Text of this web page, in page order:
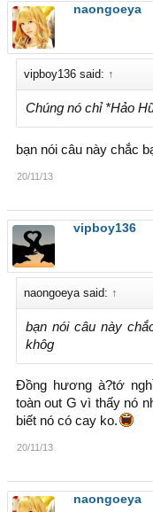
naongoeya
vipboy136 said: ↑
Chúng nó chỉ *Hảo
bạn nói câu này chắc
20/11/13
vipboy136
naongoeya said: ↑
bạn nói câu này
khôg
Đồng hương à?tớ
toàn out G vì thấy nó
biết nó có cay ko.
20/11/13
naongoeya